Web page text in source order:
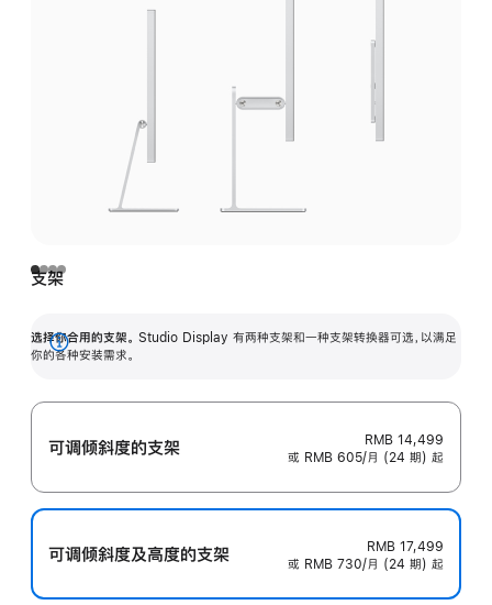
支架
选择你合用的支架。 Studio Display 有两种支架和一种支架转换器可选，以满足
你的各种安装需求。
展
可调倾斜度的支架
RMB 14,499
或 RMB 605/月 (24 期) 起
可调倾斜度及高‍度的支‍架
RMB 17,499
或 RMB 730/月 (24 期) 起